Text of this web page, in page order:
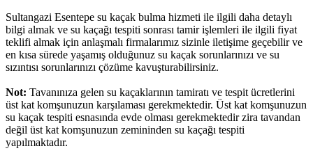
Sultangazi Esentepe su kaçak bulma hizmeti ile ilgili daha detaylı
bilgi almak ve su kaçağı tespiti sonrası tamir işlemleri ile ilgili fiyat
teklifi almak için anlaşmalı firmalarımız sizinle iletişime geçebilir ve
en kısa sürede yaşamış olduğunuz su kaçak sorunlarınızı ve su
sızıntısı sorunlarınızı çözüme kavuşturabilirsiniz.
Not: Tavanınıza gelen su kaçaklarının tamiratı ve tespit ücretlerini
üst kat komşunuzun karşılaması gerekmektedir. Üst kat komşunuzun
su kaçak tespiti esnasında evde olması gerekmektedir zira tavandan
değil üst kat komşunuzun zemininden su kaçağı tespiti
yapılmaktadır.